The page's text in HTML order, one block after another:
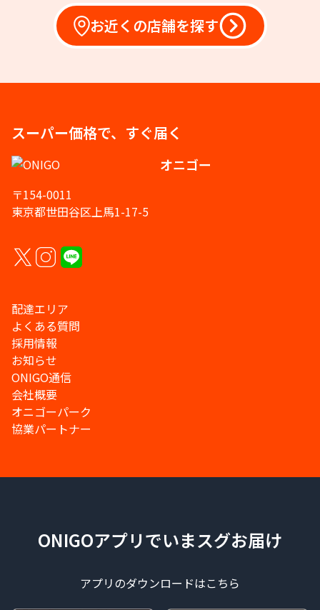
お近くの店舗を探す
スーパー価格で、すぐ届く
オニゴー
〒154-0011
東京都世田谷区上馬1-17-5
配達エリア
よくある質問
採用情報
お知らせ
ONIGO通信
会社概要
オニゴーパーク
協業パートナー
ONIGOアプリでいまスグお届け
アプリのダウンロードはこちら